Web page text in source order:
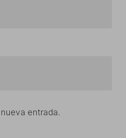
entrada.